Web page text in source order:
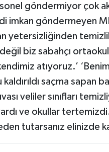
göndermiyor çok
imkan göndermeyen
yetersizliğinden
biz sabahçı
atıyoruz.’
saçma sapan
veliler sınıfları
ve okullar
tutarsanız elinizde